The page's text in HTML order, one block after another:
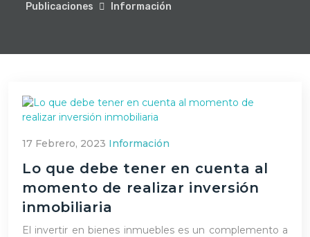
Publicaciones Información
17 Febrero, 2023 Información
Lo que debe tener en cuenta al
momento de realizar inversión
inmobiliaria
El invertir en bienes inmuebles es un complemento a